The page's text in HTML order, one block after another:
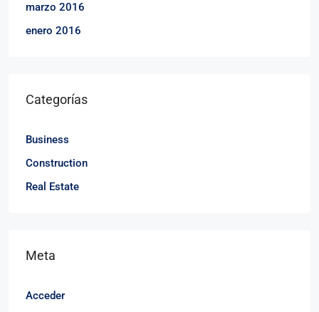
marzo 2016
enero 2016
Categorías
Business
Construction
Real Estate
Meta
Acceder